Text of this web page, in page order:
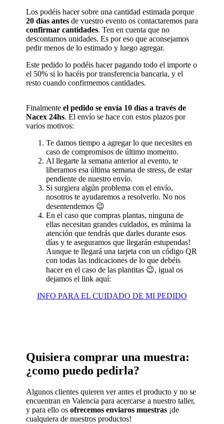
Los podéis hacer sobre una cantidad estimada porque
20 días antes de vuestro evento os contactaremos para
confirmar cantidades. Ten en cuenta que no
descontamos unidades. Es por eso que aconsejamos
pedir menos de lo estimado y luego agregar.
Este pedido lo podéis hacer pagando todo el importe o
el 50% si lo hacéis por transferencia bancaria, y el
resto cuando confirmemos cantidades.
Finalmente el pedido se envía 10 días a través de
Nacex 24hs. El envío se hace con estos plazos por
varios motivos:
Te damos tiempo a agregar lo que necesites en
caso de compromisos de último momento.
Al llegarte la semana anterior al evento, te
liberamos esa última semana de stress, de estar
pendiente de nuestro envío.
Si surgiera algún problema con el envío,
nosotros te ayudaremos a resolverlo. No nos
desentendemos 😉
En el caso que compras plantas, ninguna de
ellas necesitan grandes cuidados, es mínima la
atención que tendrás que darles durante esos
días y te aseguramos que llegarán estupendas!
Aunque te llegará una tarjeta con un código QR
con todas las indicaciones de lo que debéis
hacer en el caso de las plantitas 😉, igual os
dejamos el link aquí:
INFO PARA EL CUIDADO DE MI PEDIDO
Quisiera comprar una muestra:
¿como puedo pedirla?
Algunos clientes quieren ver antes el producto y no se
encuentran en Valencia para acercarse a nuestro taller,
y para ello os ofrecemos enviaros muestras ¡de
cualquiera de nuestros productos!